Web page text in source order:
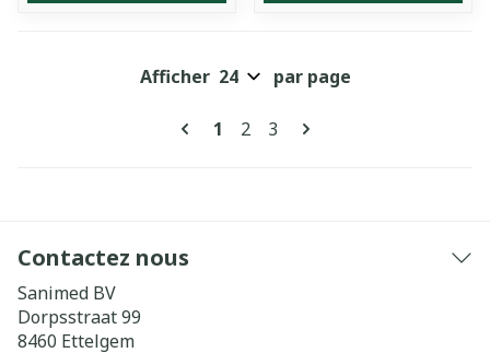
Pages
Vous lisez actuellement la
1 Page
2 Page
3
Afficher par page
Contactez nous
Sanimed BV
Dorpsstraat 99
8460 Ettelgem